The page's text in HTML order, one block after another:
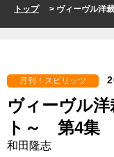
トップ> ヴィーヴル洋裁
月刊！スピリッツ
ヴィーヴル
ト～ 第4集
和田隆志